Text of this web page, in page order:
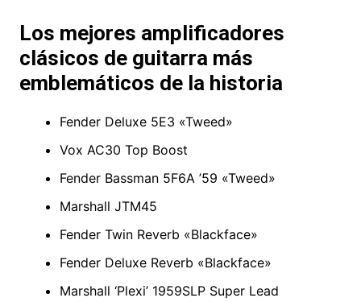
Los mejores amplificadores
clásicos de guitarra más
emblemáticos de la historia
Fender Deluxe 5E3 «Tweed»
Vox AC30 Top Boost
Fender Bassman 5F6A ’59 «Tweed»
Marshall JTM45
Fender Twin Reverb «Blackface»
Fender Deluxe Reverb «Blackface»
Marshall ‘Plexi’ 1959SLP Super Lead